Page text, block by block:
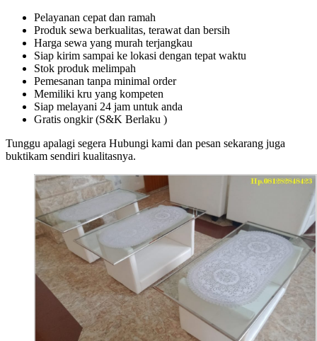
Pelayanan cepat dan ramah
Produk sewa berkualitas, terawat dan bersih
Harga sewa yang murah terjangkau
Siap kirim sampai ke lokasi dengan tepat waktu
Stok produk melimpah
Pemesanan tanpa minimal order
Memiliki kru yang kompeten
Siap melayani 24 jam untuk anda
Gratis ongkir (S&K Berlaku )
Tunggu apalagi segera Hubungi kami dan pesan sekarang juga
buktikam sendiri kualitasnya.